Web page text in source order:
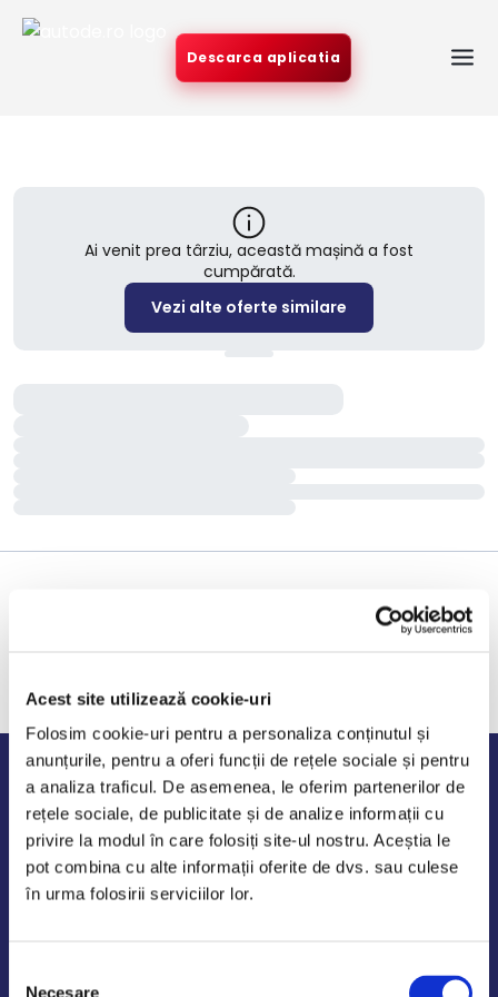
Acest site utilizează cookie-uri
Folosim cookie-uri pentru a personaliza conținutul și
anunțurile, pentru a oferi funcții de rețele sociale și pentru
a analiza traficul. De asemenea, le oferim partenerilor de
rețele sociale, de publicitate și de analize informații cu
privire la modul în care folosiți site-ul nostru. Aceștia le
pot combina cu alte informații oferite de dvs. sau culese
în urma folosirii serviciilor lor.
Necesare
Descarca aplicatia
Ai venit prea târziu, această mașină a fost
cumpărată.
Vezi alte oferte similare
Program de lucru
Luni - Vineri: 09:00-18:00
Sambata - Duminica: 10:00-14:00